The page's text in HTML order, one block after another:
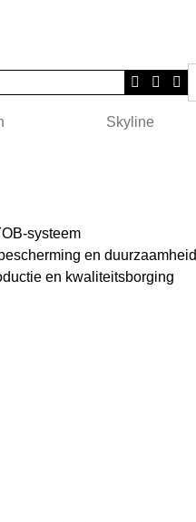
Skyline
systeem
en duurzaamheid
en kwaliteitsborging